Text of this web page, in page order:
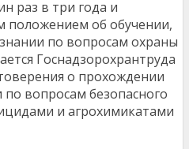
раз в три года и
положением об обучении,
по вопросам охраны
Госнадзорохрантруда
о прохождении
вопросам безопасного
и агрохимикатами